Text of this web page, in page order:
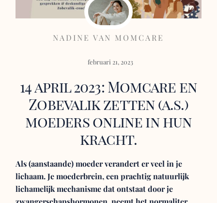
NADINE VAN MOMCARE
februari 21, 2023
14 april 2023: Momcare en
Zobevalik zetten (a.s.)
moeders online in hun
kracht.
Als (aanstaande) moeder verandert er veel in je
lichaam. Je moederbrein, een prachtig natuurlijk
lichamelijk mechanisme dat ontstaat door je